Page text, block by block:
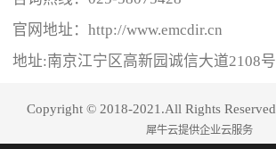
官网地址：http://www.emcdir.cn
地址:南京江宁区高新园诚信大道2108号
Copyright © 2018-2021.All Rights Reserved
犀牛云提供企业云服务